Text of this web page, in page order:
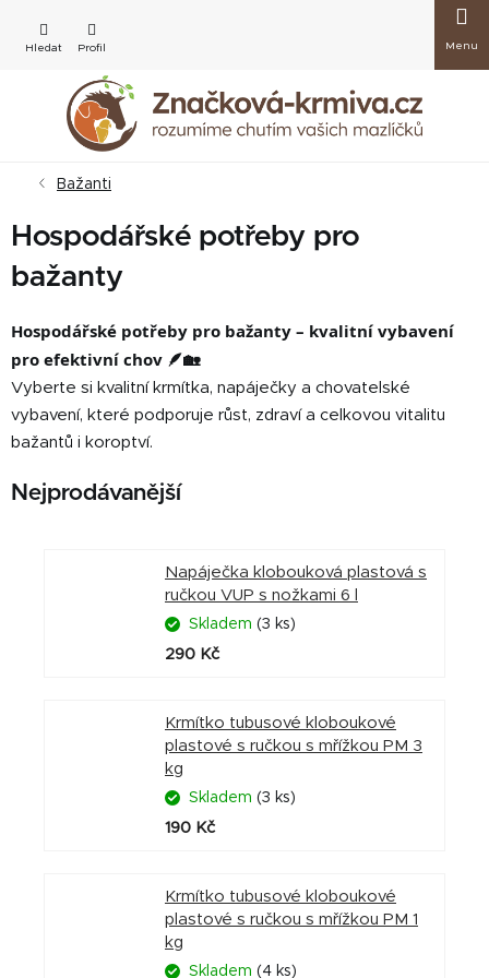
obsah
košík
Bažanti
Hospodářské potřeby pro
bažanty
Hospodářské potřeby pro bažanty – kvalitní vybavení
pro efektivní chov 🪶🏡
Vyberte si kvalitní krmítka, napáječky a chovatelské
vybavení, které podporuje růst, zdraví a celkovou vitalitu
bažantů i koroptví.
Nejprodávanější
Napáječka klobouková plastová s
ručkou VUP s nožkami 6 l
Skladem (3 ks)
290 Kč
Krmítko tubusové kloboukové
plastové s ručkou s mřížkou PM 3
kg
Skladem (3 ks)
190 Kč
Krmítko tubusové kloboukové
plastové s ručkou s mřížkou PM 1
kg
Skladem (4 ks)